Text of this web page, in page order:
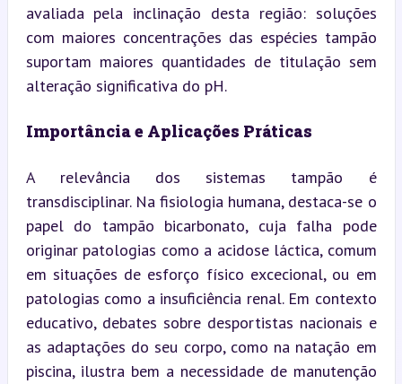
avaliada pela inclinação desta região: soluções
com maiores concentrações das espécies tampão
suportam maiores quantidades de titulação sem
alteração significativa do pH.
Importância e Aplicações Práticas
A relevância dos sistemas tampão é
transdisciplinar. Na fisiologia humana, destaca-se o
papel do tampão bicarbonato, cuja falha pode
originar patologias como a acidose láctica, comum
em situações de esforço físico excecional, ou em
patologias como a insuficiência renal. Em contexto
educativo, debates sobre desportistas nacionais e
as adaptações do seu corpo, como na natação em
piscina, ilustra bem a necessidade de manutenção